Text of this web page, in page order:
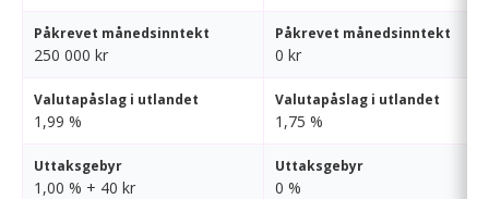
Påkrevet månedsinntekt
250 000 kr
Påkrevet månedsinntekt
0 kr
Valutapåslag i utlandet
1,99 %
Valutapåslag i utlandet
1,75 %
Uttaksgebyr
1,00 % + 40 kr
Uttaksgebyr
0 %